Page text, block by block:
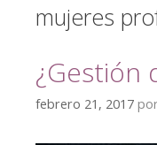
mujeres
¿Gestión
febrero 21, 2017